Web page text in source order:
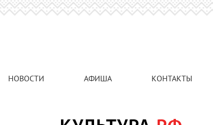
НОВОСТИ АФИША КОНТАКТЫ